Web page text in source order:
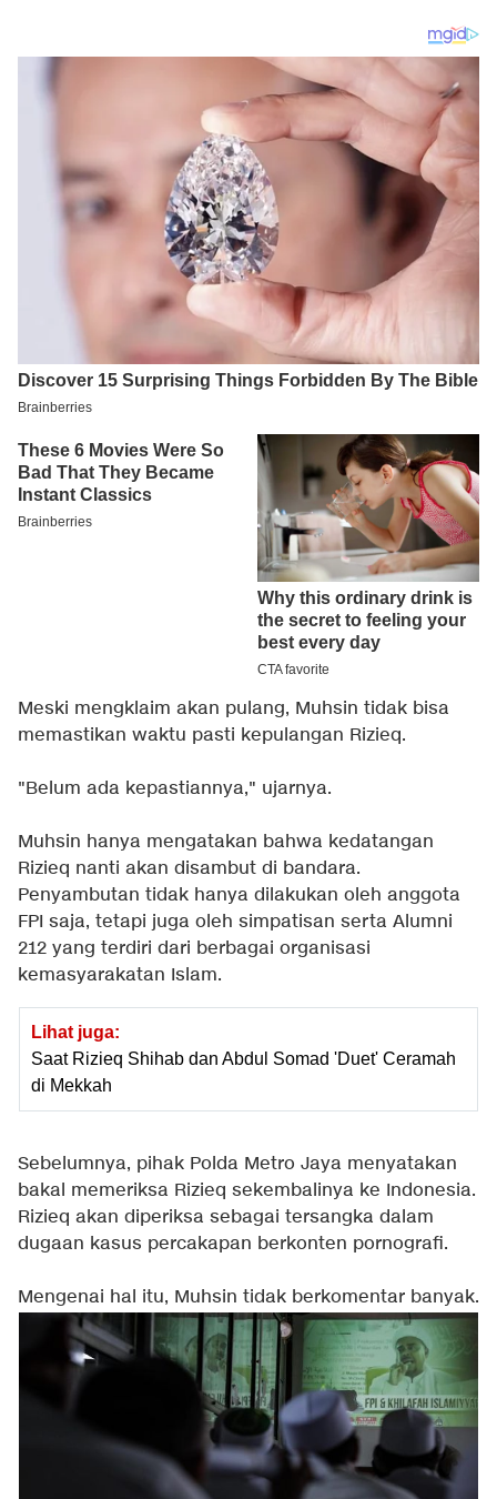
Meski mengklaim akan pulang, Muhsin tidak bisa
memastikan waktu pasti kepulangan Rizieq.
"Belum ada kepastiannya," ujarnya.
Muhsin hanya mengatakan bahwa kedatangan
Rizieq nanti akan disambut di bandara.
Penyambutan tidak hanya dilakukan oleh anggota
FPI saja, tetapi juga oleh simpatisan serta Alumni
212 yang terdiri dari berbagai organisasi
kemasyarakatan Islam.
Lihat juga:
Saat Rizieq Shihab dan Abdul Somad 'Duet' Ceramah
di Mekkah
Sebelumnya, pihak Polda Metro Jaya menyatakan
bakal memeriksa Rizieq sekembalinya ke Indonesia.
Rizieq akan diperiksa sebagai tersangka dalam
dugaan kasus percakapan berkonten pornografi.
Mengenai hal itu, Muhsin tidak berkomentar banyak.